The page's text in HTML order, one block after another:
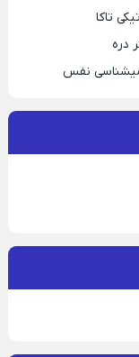
تاکا
دره
نفس